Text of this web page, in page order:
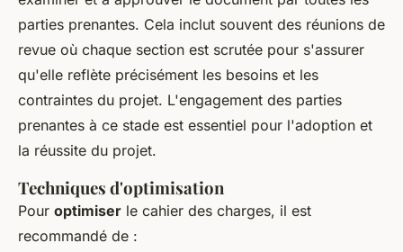
parties prenantes. Cela inclut souvent des réunions de
revue où chaque section est scrutée pour s'assurer
qu'elle reflète précisément les besoins et les
contraintes du projet. L'engagement des parties
prenantes à ce stade est essentiel pour l'adoption et
la réussite du projet.
Techniques d'optimisation
Pour optimiser le cahier des charges, il est
recommandé de :